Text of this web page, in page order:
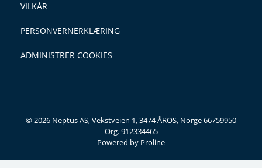
VILKÅR
PERSONVERNERKLÆRING
ADMINISTRER COOKIES
© 2026 Neptus AS, Vekstveien 1, 3474 ÅROS, Norge 66759950
Org. 912334465
Powered by Proline